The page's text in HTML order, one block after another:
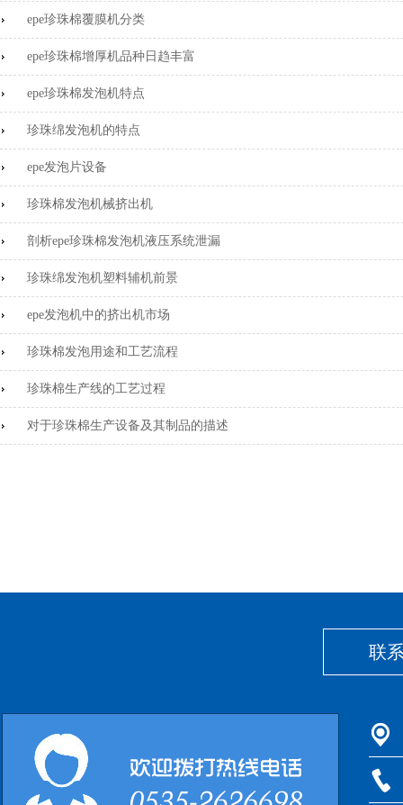
epe珍珠棉覆膜机分类
epe珍珠棉增厚机品种日趋丰富
epe珍珠棉发泡机特点
珍珠绵发泡机的特点
epe发泡片设备
珍珠棉发泡机械挤出机
剖析epe珍珠棉发泡机液压系统泄漏
珍珠绵发泡机塑料辅机前景
epe发泡机中的挤出机市场
珍珠棉发泡用途和工艺流程
珍珠棉生产线的工艺过程
对于珍珠棉生产设备及其制品的描述
联